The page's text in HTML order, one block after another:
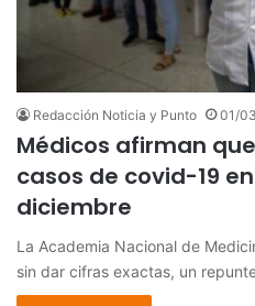
Redacción Noticia y Punto 01/
Médicos afirman
casos de covid-19
diciembre
La Academia Nacional de
sin dar cifras exactas, un